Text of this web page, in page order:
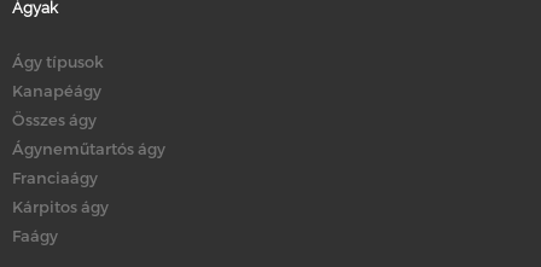
Ágyak
Ágy típusok
Kanapéágy
Összes ágy
Ágyneműtartós ágy
Franciaágy
Kárpitos ágy
Faágy